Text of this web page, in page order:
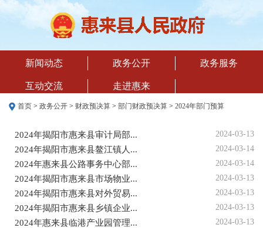
新闻动态 政务公开 政务服务
互动交流 走进惠来
首页 > 政务公开 > 财政预决算 > 部门财政预决算 > 2024年部门预算
2024年揭阳市惠来县审计局部... 2024-03-13
2024年揭阳市惠来县鳌江镇人... 2024-03-14
2024年惠来县公路事务中心部... 2024-03-14
2024年揭阳市惠来县市场物业... 2024-03-13
2024年揭阳市惠来县对外贸易... 2024-03-13
2024年揭阳市惠来县乡镇企业... 2024-03-13
2024年惠来县临港产业园管理... 2024-03-13